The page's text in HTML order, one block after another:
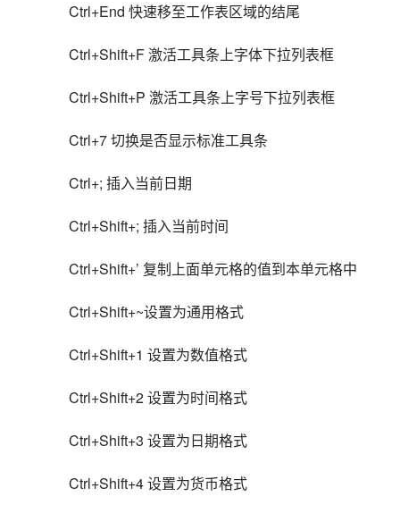
Ctrl+End 快速移至工作表区域的结尾
Ctrl+Shift+F 激活工具条上字体下拉列表框
Ctrl+Shift+P 激活工具条上字号下拉列表框
Ctrl+7 切换是否显示标准工具条
Ctrl+; 插入当前日期
Ctrl+Shift+; 插入当前时间
Ctrl+Shift+’ 复制上面单元格的值到本单元格中
Ctrl+Shift+~设置为通用格式
Ctrl+Shift+1 设置为数值格式
Ctrl+Shift+2 设置为时间格式
Ctrl+Shift+3 设置为日期格式
Ctrl+Shift+4 设置为货币格式